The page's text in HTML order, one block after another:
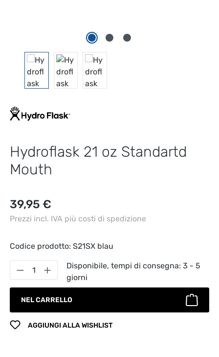
Hydroflask 21 oz Standartd
Mouth
Prezzo normale:
39,95 €
Prezzi incl. IVA più costi di spedizione
Codice prodotto: S21SX blau
Quantità del prodotto: inserisci la
Disponibile, tempi di consegna: 3 - 5
giorni
NEL CARRELLO
AGGIUNGI ALLA WISHLIST